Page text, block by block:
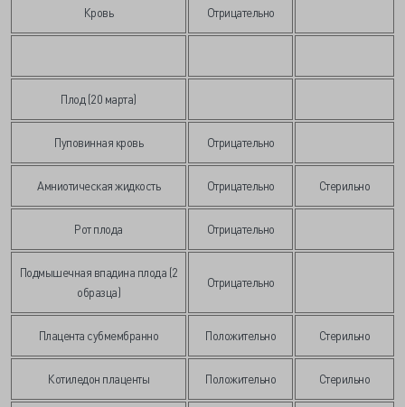
Кровь Отрицательно
Плод (20 марта)
Пуповинная кровь Отрицательно
Амниотическая жидкость Отрицательно Стерильно
Рот плода Отрицательно
Подмышечная впадина плода (2
образца)
Отрицательно
Плацента субмембранно Положительно Стерильно
Котиледон плаценты Положительно Стерильно